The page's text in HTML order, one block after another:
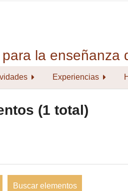
Experiencias
(1 total)
Buscar elementos